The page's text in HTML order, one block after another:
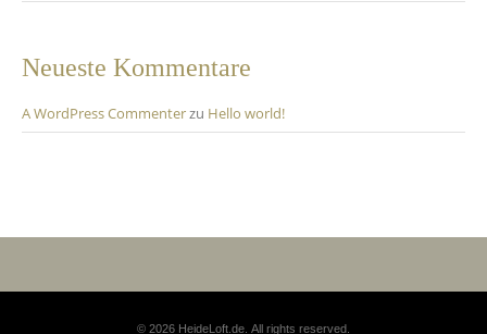
Neueste Kommentare
A WordPress Commenterzu Hello world!
© 2026 HeideLoft.de. All rights reserved.